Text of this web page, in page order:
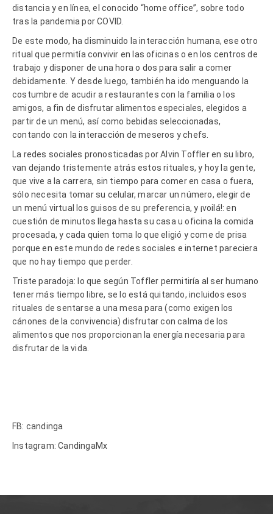
distancia y en línea, el conocido “home office”, sobre todo
tras la pandemia por COVID.
De este modo, ha disminuido la interacción humana, ese otro
ritual que permitía convivir en las oficinas o en los centros de
trabajo y disponer de una hora o dos para salir a comer
debidamente. Y desde luego, también ha ido menguando la
costumbre de acudir a restaurantes con la familia o los
amigos, a fin de disfrutar alimentos especiales, elegidos a
partir de un menú, así como bebidas seleccionadas,
contando con la interacción de meseros y chefs.
La redes sociales pronosticadas por Alvin Toffler en su libro,
van dejando tristemente atrás estos rituales, y hoy la gente,
que vive a la carrera, sin tiempo para comer en casa o fuera,
sólo necesita tomar su celular, marcar un número, elegir de
un menú virtual los guisos de su preferencia, y ¡voilá!: en
cuestión de minutos llega hasta su casa u oficina la comida
procesada, y cada quien toma lo que eligió y come de prisa
porque en este mundo de redes sociales e internet pareciera
que no hay tiempo que perder.
Triste paradoja: lo que según Toffler permitiría al ser humano
tener más tiempo libre, se lo está quitando, incluidos esos
rituales de sentarse a una mesa para (como exigen los
cánones de la convivencia) disfrutar con calma de los
alimentos que nos proporcionan la energía necesaria para
disfrutar de la vida.
FB: candinga
Instagram: CandingaMx